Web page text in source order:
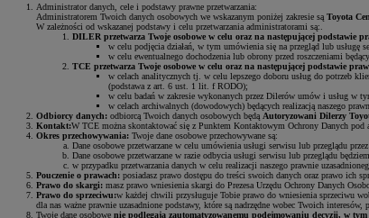
Administrator danych, cele i podstawy prawne przetwarzania:
Administratorem Twoich danych osobowych we wskazanym poniżej zakresie są Toyota
W zależności od wskazanej podstawy i celu przetwarzania administratorami są:.
DILER przetwarza Twoje osobowe w celu oraz na następującej podstawie
w celu podjęcia działań, w tym umówienia się na przegląd lub usługę
w celu ewentualnego dochodzenia lub obrony przed roszczeniami
TCE przetwarza Twoje osobowe w celu oraz na następującej podstawie
w celach analitycznych tj. w celu lepszego doboru usług do potrzeb
(podstawa z art. 6 ust. 1 lit. f RODO);
w celu badań w zakresie wykonanych przez Dilerów umów i usług w
w celach archiwalnych (dowodowych) będących realizacją naszego
Odbiorcy danych: odbiorcą Twoich danych osobowych będą Autoryzowani Dilerzy
Kontakt:W TCE można skontaktować się z Punktem Kontaktowym Ochrony Danych pod
Okres przechowywania: Twoje dane osobowe przechowywane są:
Dane osobowe przetwarzane w celu umówienia usługi serwisu lub przeglądu
Dane osobowe przetwarzane w razie odbycia usługi serwisu lub przeglądu
w przypadku przetwarzania danych w celu realizacji naszego prawnie
Pouczenie o prawach: posiadasz prawo dostępu do treści swoich danych oraz prawo ich
Prawo do skargi: masz prawo wniesienia skargi do Prezesa Urzędu Ochrony Danych
Prawo do sprzeciwu:w każdej chwili przysługuje Tobie prawo do wniesienia sprzeciwu
dla nas ważne prawnie uzasadnione podstawy, które są nadrzędne wobec Twoich
Twoje dane osobowe nie podlegają zautomatyzowanemu podejmowaniu decyzji, w